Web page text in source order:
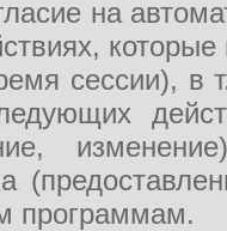
на
сессии), в
программам.